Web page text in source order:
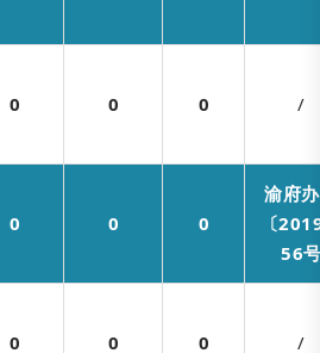
0 0 0 /
0 0 0
渝府
〔
56
0 0 0 /